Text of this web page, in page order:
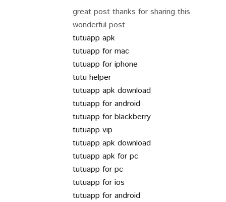
great post thanks for sharing this
wonderful post
tutuapp apk
tutuapp for mac
tutuapp for iphone
tutu helper
tutuapp apk download
tutuapp for android
tutuapp for blackberry
tutuapp vip
tutuapp apk download
tutuapp apk for pc
tutuapp for pc
tutuapp for ios
tutuapp for android